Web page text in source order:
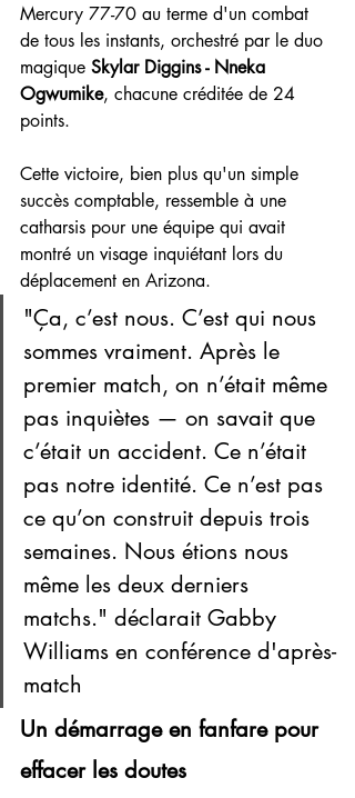
Mercury 77-70 au terme d'un combat
de tous les instants, orchestré par le duo
magique Skylar Diggins - Nneka
Ogwumike, chacune créditée de 24
points.
Cette victoire, bien plus qu'un simple
succès comptable, ressemble à une
catharsis pour une équipe qui avait
montré un visage inquiétant lors du
déplacement en Arizona.
"Ça, c’est nous. C’est qui nous
sommes vraiment. Après le
premier match, on n’était même
pas inquiètes — on savait que
c’était un accident. Ce n’était
pas notre identité. Ce n’est pas
ce qu’on construit depuis trois
semaines. Nous étions nous
même les deux derniers
matchs." déclarait Gabby
Williams en conférence d'après-
match
Un démarrage en fanfare pour
effacer les doutes